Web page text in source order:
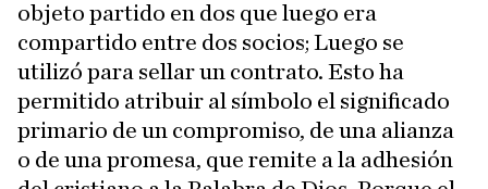
objeto partido en dos que luego era
compartido entre dos socios; Luego se
utilizó para sellar un contrato. Esto ha
permitido atribuir al símbolo el significado
primario de un compromiso, de una alianza
o de una promesa, que remite a la adhesión